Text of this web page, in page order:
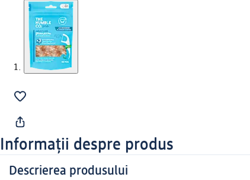
Informații despre produs
Descrierea produsului